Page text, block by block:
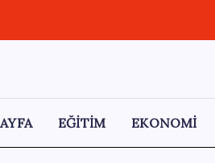
EĞİTİM EKONOMİ